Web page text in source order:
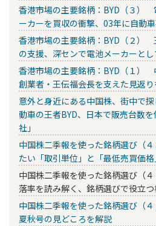
香港市場の主要銘柄：BYD（３）
ーカーを買収の衝撃、03年に自動
香港市場の主要銘柄：BYD（２）
の支援、深センで電池メーカーと
香港市場の主要銘柄：BYD（１）
創業者・王伝福会長を支えた見返
意外と身近にある中国株、街中で
動車の王者BYD、日本で販売台数
社」
中国株二季報を使った銘柄選び（
たい「取引単位」と「最低売買価格
中国株二季報を使った銘柄選び（
落率を読み解く、銘柄選びで役立
中国株二季報を使った銘柄選び（
夏秋号の見どころを解説